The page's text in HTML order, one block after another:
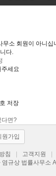
무소 회원이 아니십
다.
세요
저장
다면?
원가입
침 고객지원
규상 법률사무소